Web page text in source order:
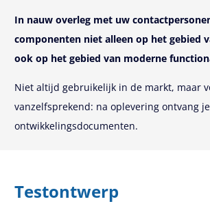
In nauw overleg met uw
componenten niet alleen op het gebied
ook op het gebied van moderne
Niet altijd gebruikelijk in de markt, maar
vanzelfsprekend: na oplevering ontvang
ontwikkelingsdocumenten.
Testontwerp